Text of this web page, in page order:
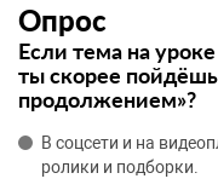
Опрос
Если тема на
ты скорее
продолжением»?
В соцсети и на
ролики и подборки.